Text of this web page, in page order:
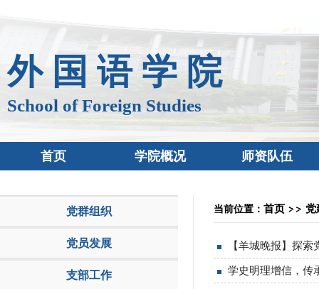
外 国 语 学 院
School of Foreign Studies
首页 学院概况 师资队伍
党群组织
党员发展
支部工作
当前位置： 首页 党
【羊城晚报】探
学史明理增信，传